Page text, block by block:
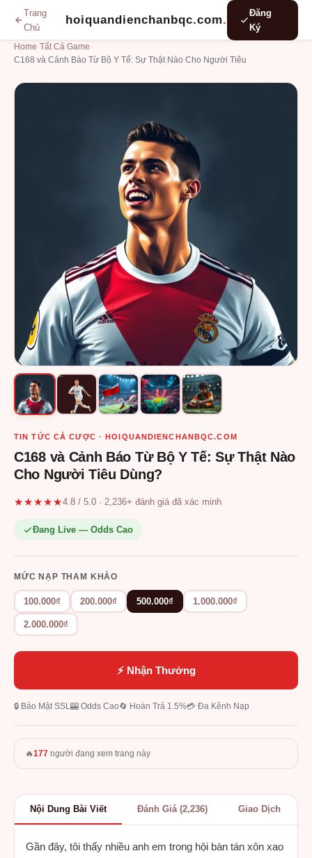
Trang
Chủ
hoiquandienchanbqc.com.
Đăng
Ký
Home Tất Cả Game
C168 và Cảnh Báo Từ Bộ Y Tế: Sự Thật Nào Cho Người Tiêu
TIN TỨC CÁ CƯỢC · HOIQUANDIENCHANBQC.COM
C168 và Cảnh Báo Từ Bộ Y Tế: Sự Thật Nào
Cho Người Tiêu Dùng?
★★★★★4.8 / 5.0 · 2,236+ đánh giá đã xác minh
Đang Live — Odds Cao
MỨC NẠP THAM KHẢO
100.000₫ 200.000₫ 500.000₫ 1.000.000₫
2.000.000₫
⚡ Nhận Thưởng
🔒 Bảo Mật SSL 🎰 Odds Cao🔄 Hoàn Trả 1.5%💳 Đa Kênh Nạp
🔥177 người đang xem trang này
Nội Dung Bài Viết Đánh Giá (2,236) Giao Dịch
Gần đây, tôi thấy nhiều anh em trong hội bàn tán xôn xao